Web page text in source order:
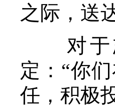
之际，送
对于志
定：“你
任，积极